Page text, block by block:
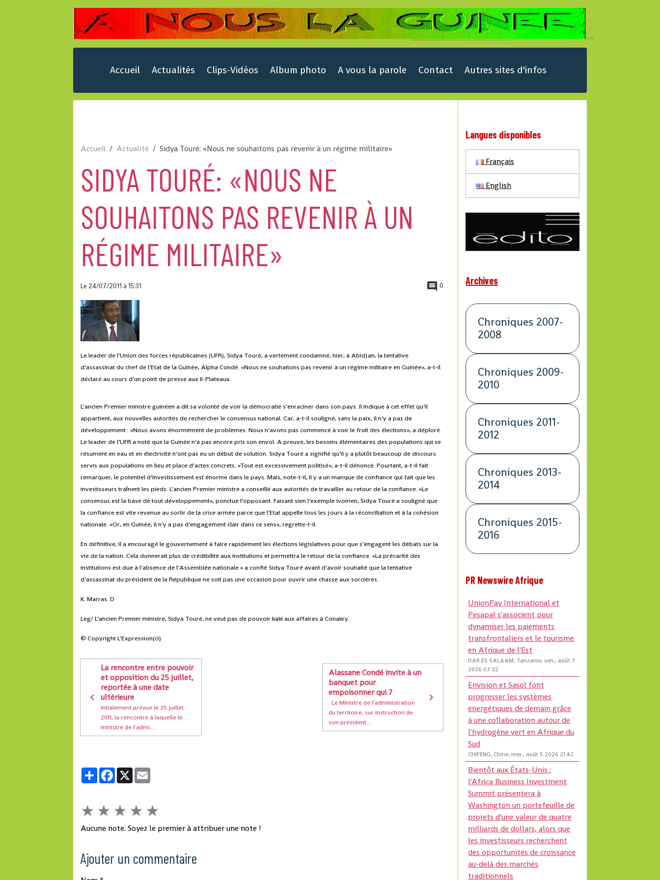
Accueil Actualités Clips-Vidéos Album photo A vous la parole Contact Autres sites d'infos
Accueil Actualité Sidya Touré: «Nous ne souhaitons pas revenir à un régime militaire»
SIDYA TOURÉ: «NOUS NE
SOUHAITONS PAS REVENIR À UN
RÉGIME MILITAIRE»
Le 24/07/2011à 15:31 0
Le leader de l’Union des forces républicaines (UFR), Sidya Touré, a vertement condamné, hier, à Abidjan, la tentative
d’assassinat du chef de l’Etat de la Guinée, Alpha Condé. «Nous ne souhaitons pas revenir à un régime militaire en Guinée», a-t-il
déclaré au cours d’un point de presse aux II-Plateaux.
L’ancien Premier ministre guinéen a dit sa volonté de voir la démocratie s’enraciner dans son pays. Il indique à cet effet qu’il
appartient, aux nouvelles autorités de rechercher le consensus national. Car, a-t-il souligné, sans la paix, il n’y a pas de
développement : «Nous avons énormément de problèmes. Nous n’avons pas commencé à voir le fruit des élections», a déploré.
Le leader de l’UFR a noté que la Guinée n’a pas encore pris son envol. A preuve, les besoins élémentaires des populations qui se
résument en eau et en électricité n’ont pas eu un début de solution. Sidya Touré a signifié qu’il y a plutôt beaucoup de discours
servis aux populations en lieu et place d’actes concrets. «Tout est excessivement politisé», a-t-il dénoncé. Pourtant, a-t-il fait
remarquer, le potentiel d’investissement est énorme dans le pays. Mais, note-t-il, il y a un manque de confiance qui fait que les
investisseurs traînent les pieds. L’ancien Premier ministre a conseillé aux autorités de travailler au retour de la confiance. «Le
consensus est la base de tout développement», ponctue l’opposant. Faisant sien l’exemple ivoirien, Sidya Touré a souligné que
la confiance est vite revenue au sortir de la crise armée parce que l’Etat appelle tous les jours à la réconciliation et à la cohésion
nationale. «Or, en Guinée, il n’y a pas d’engagement clair dans ce sens», regrette-t-il.
En définitive, il a encouragé le gouvernement à faire rapidement les élections législatives pour que s’engagent les débats sur la
vie de la nation. Cela donnerait plus de crédibilité aux institutions et permettra le retour de la confiance. «La précarité des
institutions est due à l’absence de l’Assemblée nationale » a confié Sidya Touré avant d’avoir souhaité que la tentative
d’assassinat du président de la République ne soit pas une occasion pour ouvrir une chasse aux sorcières.
K. Marras. D
Leg/ L’ancien Premier ministre, Sidya Touré, ne veut pas de pouvoir kaki aux affaires à Conakry.
© Copyright L'Expression(ci)
La rencontre entre pouvoir
et opposition du 25 juillet,
reportée à une date
ultérieure
Intialement prévue le 25 juillet
2011, la rencontre à laquelle le
ministre de l'admi...
Alassane Condé invite à un
banquet pour
empoisonner qui ?
Le Ministre de l’administration
du territoire, sur instruction de
son président...
PartagerFacebook
X
★ ★ ★ ★ ★
Aucune note. Soyez le premier à attribuer une note !
Ajouter un commentaire
Langues disponibles
Français
English
Archives
Chroniques 2007-
2008
Chroniques 2009-
2010
Chroniques 2011-
2012
Chroniques 2013-
2014
Chroniques 2015-
2016
PR Newswire Afrique
UnionPay International et
Pesapal s'associent pour
dynamiser les paiements
transfrontaliers et le tourisme
en Afrique de l'Est
DAR ES SALAAM, Tanzanie, ven., août 7
2026 07:32
Envision et Sasol font
progresser les systèmes
énergétiques de demain grâce
à une collaboration autour de
l'hydrogène vert en Afrique du
Sud
CHIFENG, Chine, mer., août 5 2026 21:42
Bientôt aux États-Unis :
l'Africa Business Investment
Summit présentera à
Washington un portefeuille de
projets d'une valeur de quatre
milliards de dollars, alors que
les investisseurs recherchent
des opportunités de croissance
au-delà des marchés
traditionnels